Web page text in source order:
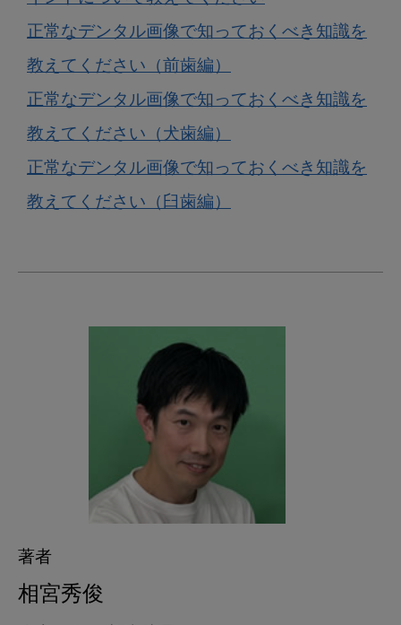
正常なデンタル画像で知っておくべき知識を
教えてください（前歯編）
正常なデンタル画像で知っておくべき知識を
教えてください（犬歯編）
正常なデンタル画像で知っておくべき知識を
教えてください（臼歯編）
著者
相宮秀俊